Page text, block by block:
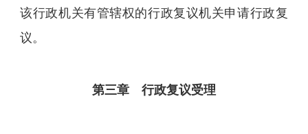
该行政机关有管辖权的行政复议机关申请行政复
议。
第三章 行政复议受理